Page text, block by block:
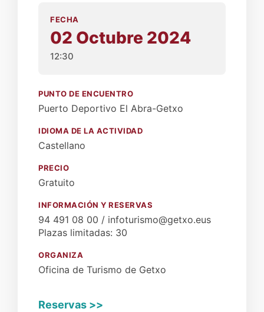
FECHA
02 Octubre 2024
12:30
PUNTO DE ENCUENTRO
Puerto Deportivo El Abra-Getxo
IDIOMA DE LA ACTIVIDAD
Castellano
PRECIO
Gratuito
INFORMACIÓN Y RESERVAS
94 491 08 00 / infoturismo@getxo.eus
Plazas limitadas: 30
ORGANIZA
Oficina de Turismo de Getxo
Reservas >>